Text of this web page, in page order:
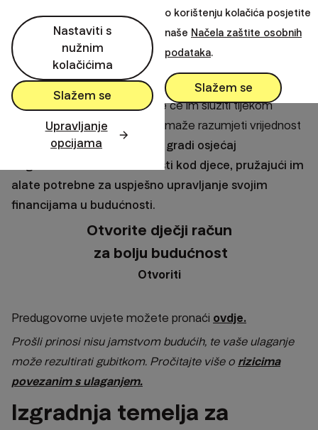
Učenje važnosti upravljanja novcem u djetinjstvu nije
samo obrazovno iskustvo, već i
ključna investicija u
budući financijski uspjeh vaše djece.
praktične primjere, možete pomoći svojoj djeci razviti
zdrave financijske navike koje će im služiti tijekom
cijelog života. Osim što im pomaže razumjeti vrijednost
novca, ova aktivnost također
gradi osjećaj
odgovornosti i samostalnosti kod djece, pružajući im
alate potrebne za uspješno upravljanje svojim
financijama u budućnosti.
Otvorite dječji račun
za bolju budućnost
Otvoriti
Predugovorne uvjete možete pronaći ovdje.
Prošli prinosi nisu jamstvom budućih, te vaše ulaganje
može rezultirati gubitkom. Pročitajte više o rizicima
povezanim s ulaganjem.
Izgradnja temelja za
Nastaviti s
nužnim
kolačićima
Slažem se
Upravljanje
opcijama
o korištenju kolačića posjetite
naše Načela zaštite osobnih
podataka.
Slažem se